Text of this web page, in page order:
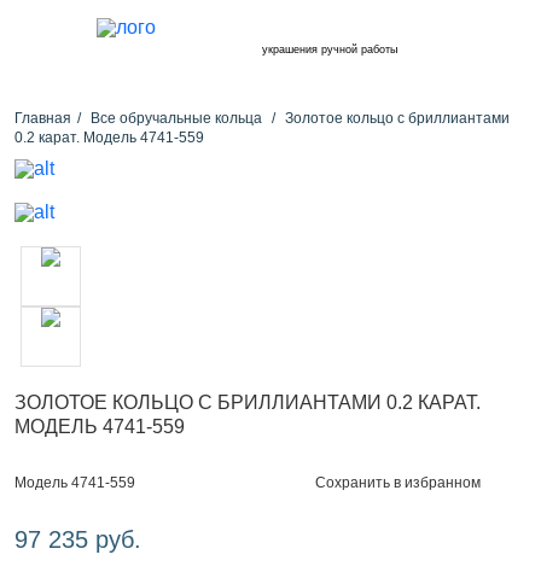
украшения ручной работы
Главная Все обручальные кольца
Золотое кольцо с бриллиантами
0.2 карат. Модель 4741-559
ЗОЛОТОЕ КОЛЬЦО С БРИЛЛИАНТАМИ 0.2 КАРАТ.
МОДЕЛЬ 4741-559
Модель 4741-559 Сохранить в избранном
97 235 руб.